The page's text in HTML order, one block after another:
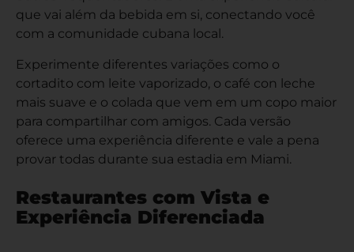
que vai além da bebida em si, conectando você
com a comunidade cubana local.
Experimente diferentes variações como o
cortadito com leite vaporizado, o café con leche
mais suave e o colada que vem em um copo maior
para compartilhar com amigos. Cada versão
oferece uma experiência diferente e vale a pena
provar todas durante sua estadia em Miami.
Restaurantes com Vista e
Experiência Diferenciada